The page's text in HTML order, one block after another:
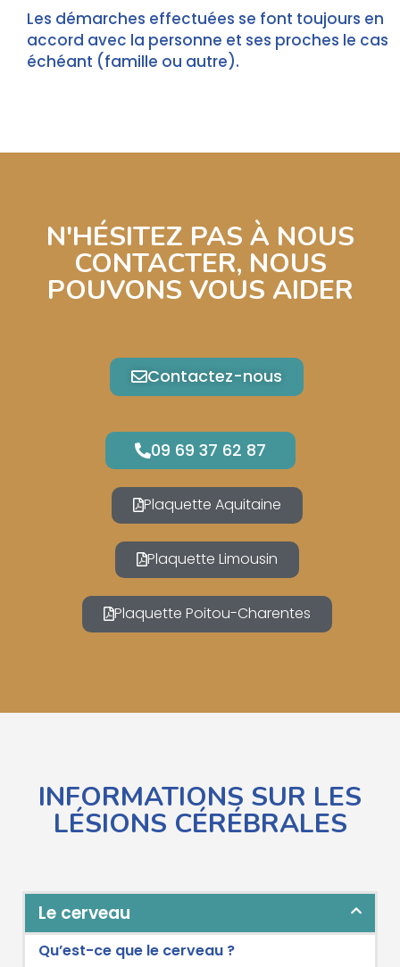
Les démarches effectuées se font toujours en
accord avec la personne et ses proches le cas
échéant (famille ou autre).
N'HÉSITEZ PAS À NOUS
CONTACTER, NOUS
POUVONS VOUS AIDER
Contactez-nous
09 69 37 62 87
Plaquette Aquitaine
Plaquette Limousin
Plaquette Poitou-Charentes
INFORMATIONS SUR LES
LÉSIONS CÉRÉBRALES
Le cerveau
Qu’est-ce que le cerveau ?